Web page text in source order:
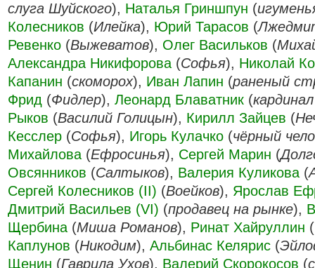
слуга Шуйского), Наталья Гриншпун (
Колесников (Илейка), Юрий Тарасов (
Ревенко (Выжеватов), Олег Васильков (
Александра Никифорова (Софья), Николай
Капанин (скоморох), Иван Лапин (раненый
Фрид (Фидлер), Леонард Блаватник (
Рыков (Василий Голицын), Кирилл Зайцев (
Кесслер (Софья), Игорь Кулачко (чёрный
Михайлова (Ефросинья), Сергей Марин (
Овсянников (Салтыков), Валерия Куликова (
Сергей Колесников (II) (Воейков), Ярослав
Дмитрий Васильев (VI) (продавец на рынке),
Щербина (Миша Романов), Ринат Хайруллин (
Каплунов (Никодим), Альбинас Келярис (
Щенин (Гаврила Ухов), Валерий Скорокосов (